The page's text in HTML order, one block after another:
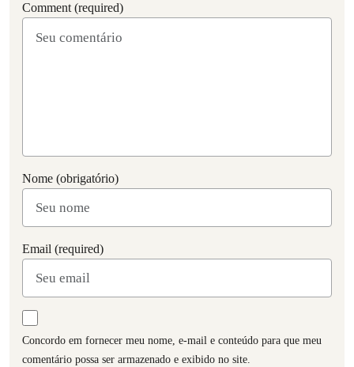
Comment (required)
Nome (obrigatório)
Email (required)
Concordo em fornecer meu nome, e-mail e conteúdo para que meu
comentário possa ser armazenado e exibido no site.